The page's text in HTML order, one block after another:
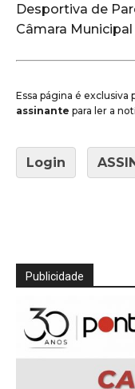
Desportiva de
Câmara
Essa página é exclusiva
assinante para ler a
Login
Publicidade